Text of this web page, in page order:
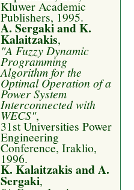
Kluwer Academic
Publishers, 1995.
A. Sergaki and K.
Kalaitzakis,
"A Fuzzy Dynamic
Programming
Algorithm for the
Optimal Operation of a
Power System
Interconnected with
WECS",
31st Universities Power
Engineering
Conference, Iraklio,
1996.
K. Kalaitzakis and A.
Sergaki,